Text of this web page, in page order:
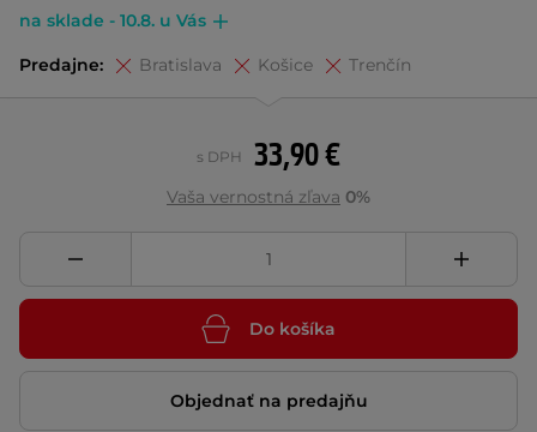
na sklade - 10.8. u Vás
Predajne: Bratislava Košice Trenčín
33,90 €
s DPH
Vaša vernostná zľava 0%
Do košíka
Objednať na predajňu